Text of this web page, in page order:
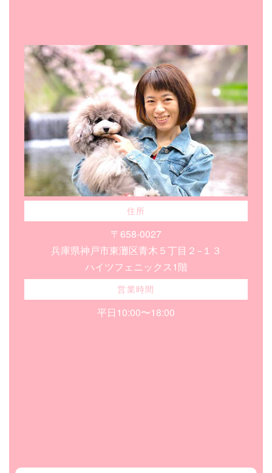
住所
〒658-0027
兵庫県神戸市東灘区青木５丁目２−１３
ハイツフェニックス1階
営業時間
平日10:00〜18:00